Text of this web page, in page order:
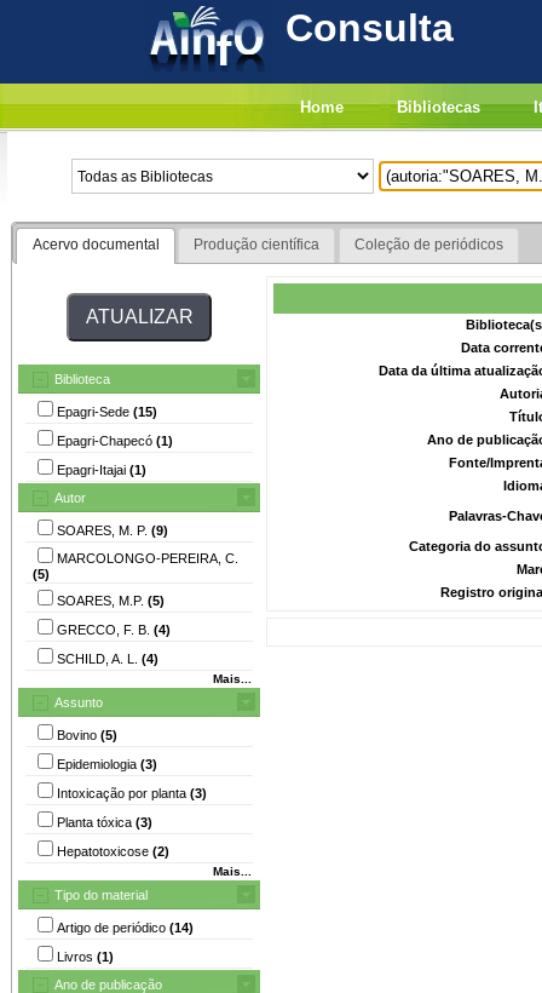
Consulta
Home Bibliotecas
Acervo documental Produção científica Coleção de periódicos
Biblioteca
Epagri-Sede (15)
Epagri-Chapecó (1)
Epagri-Itajai (1)
Autor
SOARES, M. P. (9)
MARCOLONGO-PEREIRA, C.
(5)
SOARES, M.P. (5)
GRECCO, F. B. (4)
SCHILD, A. L. (4)
Mais...
Assunto
Bovino (5)
Epidemiologia (3)
Intoxicação por planta (3)
Planta tóxica (3)
Hepatotoxicose (2)
Mais...
Tipo do material
Artigo de periódico (14)
Livros (1)
Ano de publicação
Data
Data da última
Ano de
Fonte/
Palavras-
Categoria do
Registro